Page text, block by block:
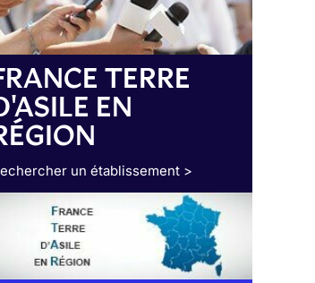
TERRE
EN
un établissement >